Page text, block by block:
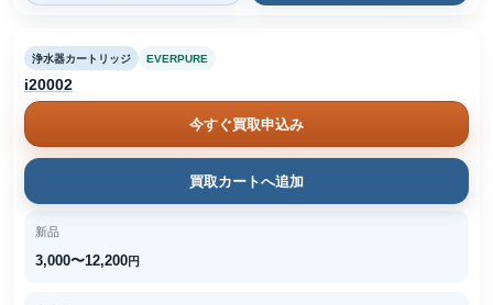
浄水器カートリッジ EVERPURE
i20002
今すぐ買取申込み
買取カートへ追加
新品
3,000〜12,200円